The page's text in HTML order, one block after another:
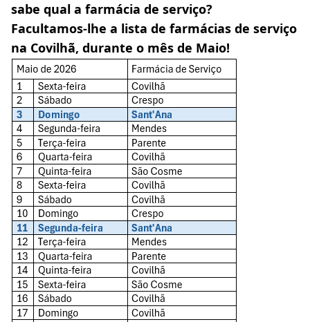
sabe qual a farmácia de serviço?
Facultamos-lhe a lista de farmácias de serviço
na Covilhã, durante o mês de Maio!